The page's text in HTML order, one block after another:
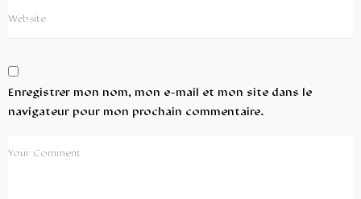
Enregistrer mon nom, mon e-mail et mon site dans le
navigateur pour mon prochain commentaire.